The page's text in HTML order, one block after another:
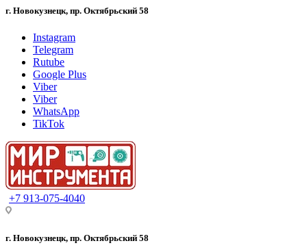
г. Новокузнецк, пр. Октябрьский 58
Instagram
Telegram
Rutube
Google Plus
Viber
Viber
WhatsApp
TikTok
+7 913-075-4040
г. Новокузнецк, пр. Октябрьский 58